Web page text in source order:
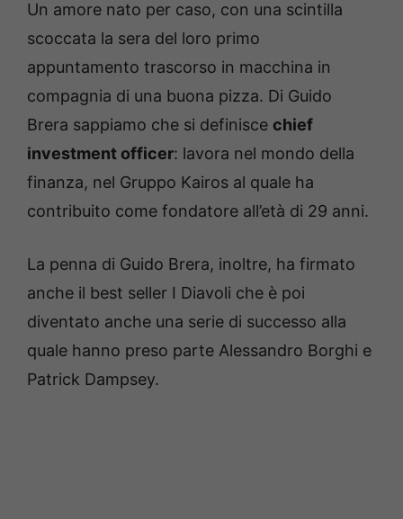
Un amore nato per caso, con una scintilla
scoccata la sera del loro primo
appuntamento trascorso in macchina in
compagnia di una buona pizza. Di Guido
Brera sappiamo che si definisce chief
investment officer: lavora nel mondo della
finanza, nel Gruppo Kairos al quale ha
contribuito come fondatore all’età di 29 anni.
La penna di Guido Brera, inoltre, ha firmato
anche il best seller I Diavoli che è poi
diventato anche una serie di successo alla
quale hanno preso parte Alessandro Borghi e
Patrick Dampsey.